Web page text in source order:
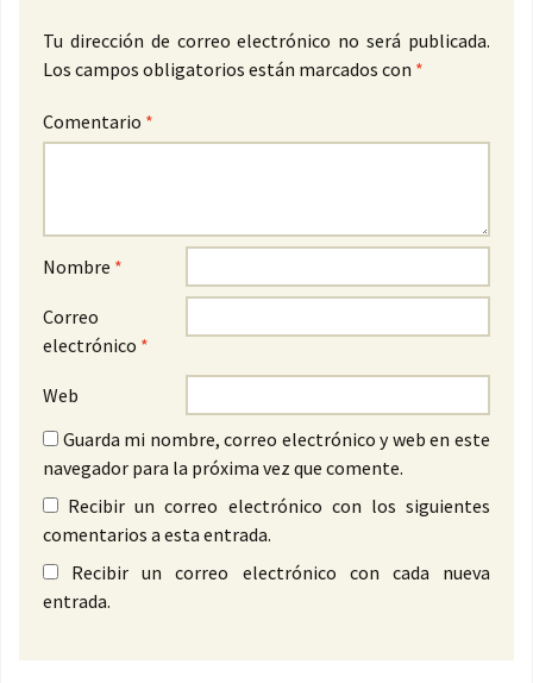
Tu dirección de correo electrónico no será publicada.
Los campos obligatorios están marcados con *
Comentario *
Nombre *
Correo
electrónico *
Web
Guarda mi nombre, correo electrónico y web en este
navegador para la próxima vez que comente.
Recibir un correo electrónico con los siguientes
comentarios a esta entrada.
Recibir un correo electrónico con cada nueva
entrada.